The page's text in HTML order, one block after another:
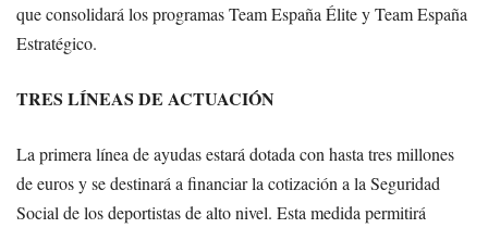
que consolidará los programas Team España Élite y Team España
Estratégico.
TRES LÍNEAS DE ACTUACIÓN
La primera línea de ayudas estará dotada con hasta tres millones
de euros y se destinará a financiar la cotización a la Seguridad
Social de los deportistas de alto nivel. Esta medida permitirá